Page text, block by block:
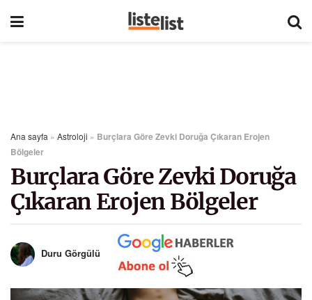
Ana sayfa » Astroloji » Burçlara Göre Zevki Doruğa Çıkaran Erojen
Bölgeler
Burçlara Göre Zevki Doruğa
Çıkaran Erojen Bölgeler
Duru Görgülü